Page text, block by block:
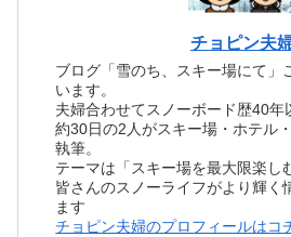
チョピン夫
ブログ「雪のち、スキー場にて」
います。
夫婦合わせてスノーボード歴40年
約30日の2人がスキー場・ホテル
執筆。
テーマは「スキー場を最大限楽し
皆さんのスノーライフがより輝く
ます
チョピン夫婦のプロフィールはコ